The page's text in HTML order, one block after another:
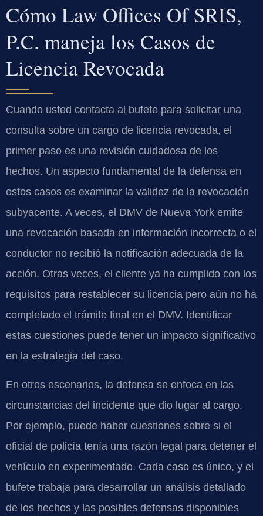
Cómo Law Offices Of SRIS,
P.C. maneja los Casos de
Licencia Revocada
Cuando usted contacta al bufete para solicitar una
consulta sobre un cargo de licencia revocada, el
primer paso es una revisión cuidadosa de los
hechos. Un aspecto fundamental de la defensa en
estos casos es examinar la validez de la revocación
subyacente. A veces, el DMV de Nueva York emite
una revocación basada en información incorrecta o el
conductor no recibió la notificación adecuada de la
acción. Otras veces, el cliente ya ha cumplido con los
requisitos para restablecer su licencia pero aún no ha
completado el trámite final en el DMV. Identificar
estas cuestiones puede tener un impacto significativo
en la estrategia del caso.
En otros escenarios, la defensa se enfoca en las
circunstancias del incidente que dio lugar al cargo.
Por ejemplo, puede haber cuestiones sobre si el
oficial de policía tenía una razón legal para detener el
vehículo en experimentado. Cada caso es único, y el
bufete trabaja para desarrollar un análisis detallado
de los hechos y las posibles defensas disponibles